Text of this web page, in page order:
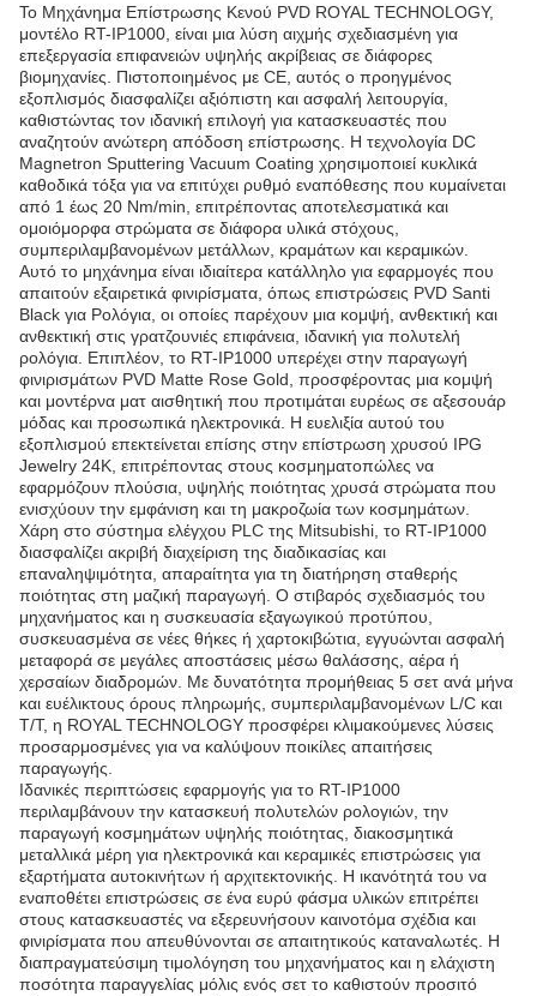
Το Μηχάνημα Επίστρωσης Κενού PVD ROYAL TECHNOLOGY,
μοντέλο RT-IP1000, είναι μια λύση αιχμής σχεδιασμένη για
επεξεργασία επιφανειών υψηλής ακρίβειας σε διάφορες
βιομηχανίες. Πιστοποιημένος με CE, αυτός ο προηγμένος
εξοπλισμός διασφαλίζει αξιόπιστη και ασφαλή λειτουργία,
καθιστώντας τον ιδανική επιλογή για κατασκευαστές που
αναζητούν ανώτερη απόδοση επίστρωσης. Η τεχνολογία DC
Magnetron Sputtering Vacuum Coating χρησιμοποιεί κυκλικά
καθοδικά τόξα για να επιτύχει ρυθμό εναπόθεσης που κυμαίνεται
από 1 έως 20 Nm/min, επιτρέποντας αποτελεσματικά και
ομοιόμορφα στρώματα σε διάφορα υλικά στόχους,
συμπεριλαμβανομένων μετάλλων, κραμάτων και κεραμικών.
Αυτό το μηχάνημα είναι ιδιαίτερα κατάλληλο για εφαρμογές που
απαιτούν εξαιρετικά φινιρίσματα, όπως επιστρώσεις PVD Santi
Black για Ρολόγια, οι οποίες παρέχουν μια κομψή, ανθεκτική και
ανθεκτική στις γρατζουνιές επιφάνεια, ιδανική για πολυτελή
ρολόγια. Επιπλέον, το RT-IP1000 υπερέχει στην παραγωγή
φινιρισμάτων PVD Matte Rose Gold, προσφέροντας μια κομψή
και μοντέρνα ματ αισθητική που προτιμάται ευρέως σε αξεσουάρ
μόδας και προσωπικά ηλεκτρονικά. Η ευελιξία αυτού του
εξοπλισμού επεκτείνεται επίσης στην επίστρωση χρυσού IPG
Jewelry 24K, επιτρέποντας στους κοσμηματοπώλες να
εφαρμόζουν πλούσια, υψηλής ποιότητας χρυσά στρώματα που
ενισχύουν την εμφάνιση και τη μακροζωία των κοσμημάτων.
Χάρη στο σύστημα ελέγχου PLC της Mitsubishi, το RT-IP1000
διασφαλίζει ακριβή διαχείριση της διαδικασίας και
επαναληψιμότητα, απαραίτητα για τη διατήρηση σταθερής
ποιότητας στη μαζική παραγωγή. Ο στιβαρός σχεδιασμός του
μηχανήματος και η συσκευασία εξαγωγικού προτύπου,
συσκευασμένα σε νέες θήκες ή χαρτοκιβώτια, εγγυώνται ασφαλή
μεταφορά σε μεγάλες αποστάσεις μέσω θαλάσσης, αέρα ή
χερσαίων διαδρομών. Με δυνατότητα προμήθειας 5 σετ ανά μήνα
και ευέλικτους όρους πληρωμής, συμπεριλαμβανομένων L/C και
T/T, η ROYAL TECHNOLOGY προσφέρει κλιμακούμενες λύσεις
προσαρμοσμένες για να καλύψουν ποικίλες απαιτήσεις
παραγωγής.
Ιδανικές περιπτώσεις εφαρμογής για το RT-IP1000
περιλαμβάνουν την κατασκευή πολυτελών ρολογιών, την
παραγωγή κοσμημάτων υψηλής ποιότητας, διακοσμητικά
μεταλλικά μέρη για ηλεκτρονικά και κεραμικές επιστρώσεις για
εξαρτήματα αυτοκινήτων ή αρχιτεκτονικής. Η ικανότητά του να
εναποθέτει επιστρώσεις σε ένα ευρύ φάσμα υλικών επιτρέπει
στους κατασκευαστές να εξερευνήσουν καινοτόμα σχέδια και
φινιρίσματα που απευθύνονται σε απαιτητικούς καταναλωτές. Η
διαπραγματεύσιμη τιμολόγηση του μηχανήματος και η ελάχιστη
ποσότητα παραγγελίας μόλις ενός σετ το καθιστούν προσιτό